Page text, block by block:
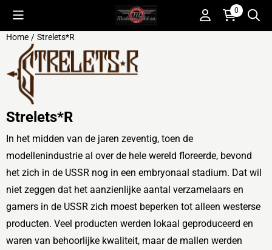
Cookievoorkeuren zijn beschikbaar. Kies instellingen of sta alle
0
Home / Strelets*R
Strelets*R
In het midden van de jaren zeventig, toen de
modellenindustrie al over de hele wereld floreerde, bevond
het zich in de USSR nog in een embryonaal stadium. Dat wil
niet zeggen dat het aanzienlijke aantal verzamelaars en
gamers in de USSR zich moest beperken tot alleen westerse
producten. Veel producten werden lokaal geproduceerd en
waren van behoorlijke kwaliteit, maar de mallen werden